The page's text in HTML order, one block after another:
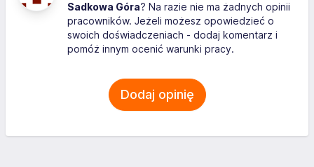
Sadkowa Góra? Na razie nie ma żadnych opinii
pracowników. Jeżeli możesz opowiedzieć o
swoich doświadczeniach - dodaj komentarz i
pomóż innym ocenić warunki pracy.
Dodaj opinię